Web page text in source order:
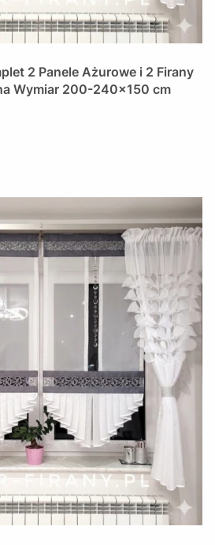
2 Panele Ażurowe i 2 Firany
Wymiar 200-240x150 cm